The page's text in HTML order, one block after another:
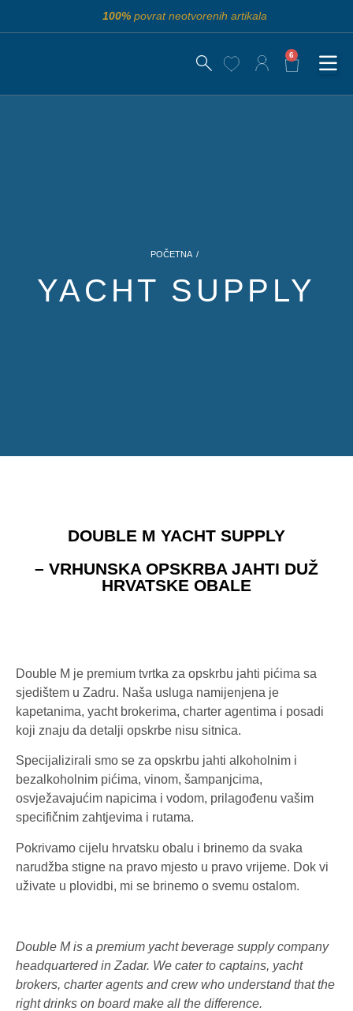
100%povrat neotvorenih artikala
6
POČETNA /
YACHT SUPPLY
DOUBLE M YACHT SUPPLY
– VRHUNSKA OPSKRBA JAHTI DUŽ
HRVATSKE OBALE
Double M je premium tvrtka za opskrbu jahti pićima sa
sjedištem u Zadru. Naša usluga namijenjena je
kapetanima, yacht brokerima, charter agentima i posadi
koji znaju da detalji opskrbe nisu sitnica.
Specijalizirali smo se za opskrbu jahti alkoholnim i
bezalkoholnim pićima, vinom, šampanjcima,
osvježavajućim napicima i vodom, prilagođenu vašim
specifičnim zahtjevima i rutama.
Pokrivamo cijelu hrvatsku obalu i brinemo da svaka
narudžba stigne na pravo mjesto u pravo vrijeme. Dok vi
uživate u plovidbi, mi se brinemo o svemu ostalom.
Double M is a premium yacht beverage supply company
headquartered in Zadar. We cater to captains, yacht
brokers, charter agents and crew who understand that the
right drinks on board make all the difference.